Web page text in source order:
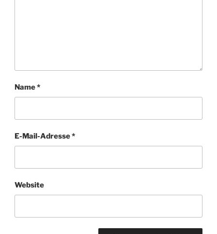
Name*
E-Mail-Adresse*
Website